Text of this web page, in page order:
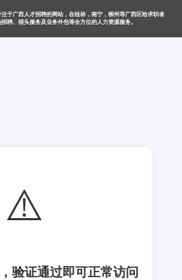
于广西人才招聘的网站，在桂林，南宁，柳州等广西区给求职者
聘、猎头服务及业务外包等全方位的人力资源服务。
⚠️
验证通过即可正常访问